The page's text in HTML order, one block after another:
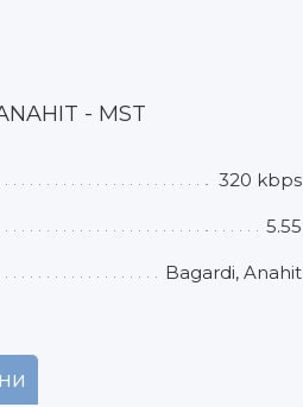
- MST
320 kbps
5.55
Bagardi, Anahit